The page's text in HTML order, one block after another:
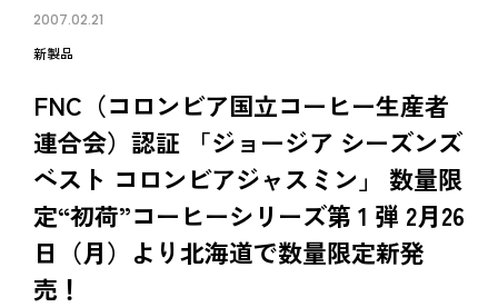
2007.02.21
新製品
FNC（コロンビア国立コーヒー生産者
連合会）認証 「ジョージア シーズンズ
ベスト コロンビアジャスミン」 数量限
定“初荷”コーヒーシリーズ第 1 弾 2月26
日（月）より北海道で数量限定新発
売！